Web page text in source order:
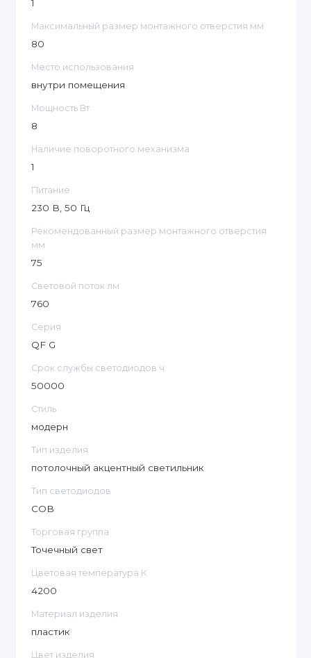
(экономичность)
▪ Экологичность
▪ Отсутствие мерцаний
напряжение
Диаметр
Угол
света
Степень
Срок службы
1
Максимальный размер монтажного отверстия мм
80
Место использования
внутри помещения
Мощность Вт
8
Наличие поворотного механизма
1
Питание
230 В, 50 Гц
Рекомендованный размер монтажного отверстия
мм
75
Световой поток лм
760
Серия
QF G
Срок службы светодиодов ч
50000
Стиль
модерн
Тип изделия
потолочный акцентный светильник
Тип светодиодов
COB
Торговая группа
Точечный свет
Цветовая температура К
4200
Материал изделия
пластик
Цвет изделия